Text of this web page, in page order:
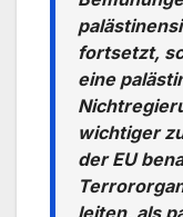
fortsetzt,
eine
wichtiger
der EU